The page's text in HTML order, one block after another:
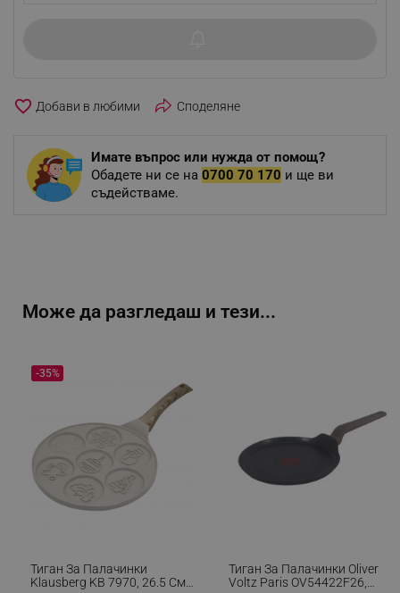
favorite_border Споделяне
Имате въпрос или нужда от помощ?
Обадете ни се на 0700 70 170 и ще ви
съдействаме.
Може да разгледаш и тези...
Тиган За Палачинки
Klausberg KB 7970, 26.5 См,
-35%
Тиган За Палачинки Oliver
Voltz Paris OV54422F26,